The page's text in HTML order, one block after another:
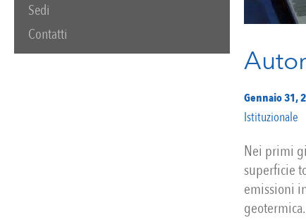
Sedi
Contatti
Gennaio 31,
Istituzionale
Nei primi
superficie
emissioni
geotermica.